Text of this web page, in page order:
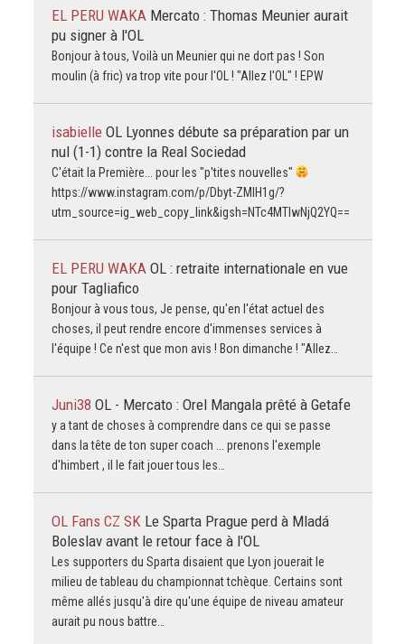
EL PERU WAKA Mercato : Thomas Meunier aurait
pu signer à l'OL
Bonjour à tous, Voilà un Meunier qui ne dort pas ! Son
moulin (à fric) va trop vite pour l'OL ! "Allez l'OL" ! EPW
isabielle OL Lyonnes débute sa préparation par un
nul (1-1) contre la Real Sociedad
C'était la Première... pour les "p'tites nouvelles"
https://www.instagram.com/p/Dbyt-ZMlH1g/?
utm_source=ig_web_copy_link&igsh=NTc4MTIwNjQ2YQ==
EL PERU WAKA OL : retraite internationale en vue
pour Tagliafico
Bonjour à vous tous, Je pense, qu'en l'état actuel des
choses, il peut rendre encore d'immenses services à
l'équipe ! Ce n'est que mon avis ! Bon dimanche ! "Allez…
Juni38 OL - Mercato : Orel Mangala prêté à Getafe
y a tant de choses à comprendre dans ce qui se passe
dans la tête de ton super coach ... prenons l'exemple
d'himbert , il le fait jouer tous les…
OL Fans CZ SK Le Sparta Prague perd à Mladá
Boleslav avant le retour face à l'OL
Les supporters du Sparta disaient que Lyon jouerait le
milieu de tableau du championnat tchèque. Certains sont
même allés jusqu'à dire qu'une équipe de niveau amateur
aurait pu nous battre…